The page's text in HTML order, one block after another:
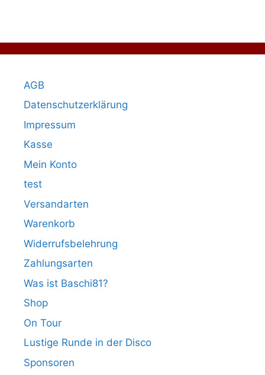
AGB
Datenschutzerklärung
Impressum
Kasse
Mein Konto
test
Versandarten
Warenkorb
Widerrufsbelehrung
Zahlungsarten
Was ist Baschi81?
Shop
On Tour
Lustige Runde in der Disco
Sponsoren